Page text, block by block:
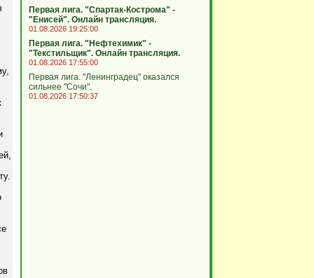
Первая лига. "Спартак-Кострома" -
"Енисей". Онлайн трансляция.
01.08.2026 19:25:00
Первая лига. "Нефтехимик" -
"Текстильщик". Онлайн трансляция.
01.08.2026 17:55:00
Первая лига. "Ленинградец" оказался
сильнее "Сочи".
01.08.2026 17:50:37